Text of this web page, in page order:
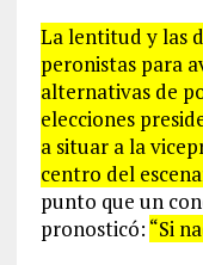
La lentitud y las
peronistas para
alternativas de
elecciones
a situar a la
centro del
punto que un
pronosticó: “Si